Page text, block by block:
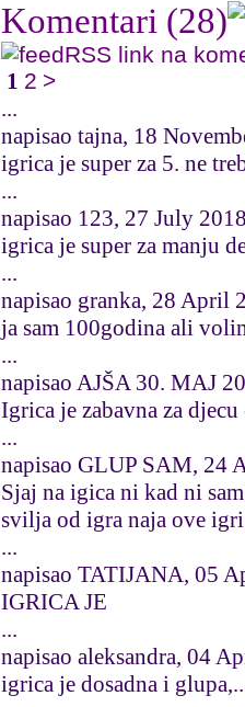
Komentari (28)
RSS link na
1 2 >
...
napisao tajna, 18
igrica je super za 5. ne
...
napisao 123, 27 July
igrica je super za manju
...
napisao granka, 28 April
ja sam 100godina ali
...
napisao AJŠA 30. MAJ
Igrica je zabavna za
...
napisao GLUP SAM, 24
Sjaj na igica ni kad ni
svilja od igra naja ove
...
napisao TATIJANA, 05
IGRICA JE
...
napisao aleksandra, 04
igrica je dosadna i